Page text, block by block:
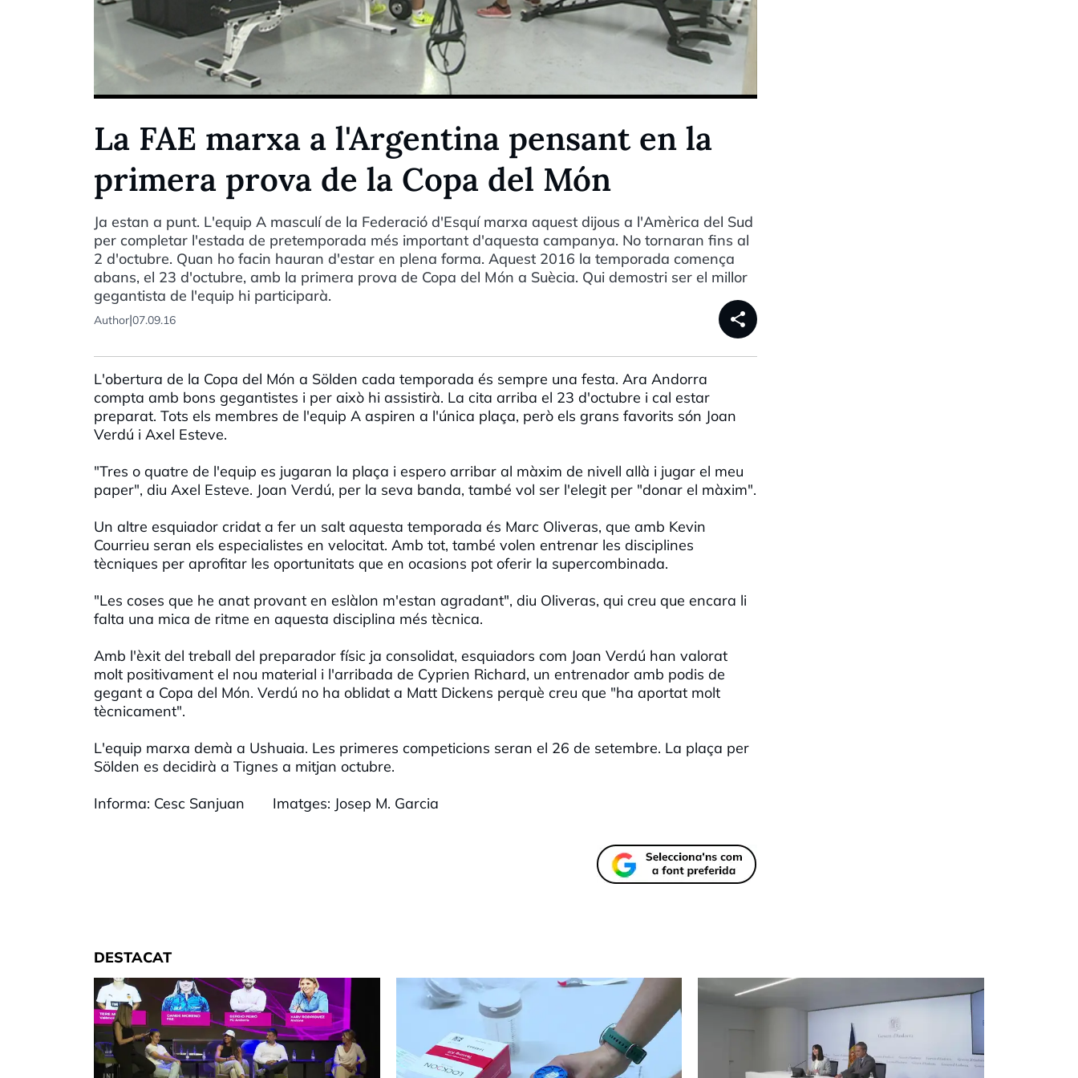
La FAE marxa a l'Argentina pensant en la
primera prova de la Copa del Món
Ja estan a punt. L'equip A masculí de la Federació d'Esquí marxa aquest dijous a l'Amèrica del Sud
per completar l'estada de pretemporada més important d'aquesta campanya. No tornaran fins al
2 d'octubre. Quan ho facin hauran d'estar en plena forma. Aquest 2016 la temporada comença
abans, el 23 d'octubre, amb la primera prova de Copa del Món a Suècia. Qui demostri ser el millor
gegantista de l'equip hi participarà.
Author|07.09.16 share
L'obertura de la Copa del Món a Sölden cada temporada és sempre una festa. Ara Andorra
compta amb bons gegantistes i per això hi assistirà. La cita arriba el 23 d'octubre i cal estar
preparat. Tots els membres de l'equip A aspiren a l'única plaça, però els grans favorits són Joan
Verdú i Axel Esteve.
"Tres o quatre de l'equip es jugaran la plaça i espero arribar al màxim de nivell allà i jugar el meu
paper", diu Axel Esteve. Joan Verdú, per la seva banda, també vol ser l'elegit per "donar el màxim".
Un altre esquiador cridat a fer un salt aquesta temporada és Marc Oliveras, que amb Kevin
Courrieu seran els especialistes en velocitat. Amb tot, també volen entrenar les disciplines
tècniques per aprofitar les oportunitats que en ocasions pot oferir la supercombinada.
"Les coses que he anat provant en eslàlon m'estan agradant", diu Oliveras, qui creu que encara li
falta una mica de ritme en aquesta disciplina més tècnica.
Amb l'èxit del treball del preparador físic ja consolidat, esquiadors com Joan Verdú han valorat
molt positivament el nou material i l'arribada de Cyprien Richard, un entrenador amb podis de
gegant a Copa del Món. Verdú no ha oblidat a Matt Dickens perquè creu que "ha aportat molt
tècnicament".
L'equip marxa demà a Ushuaia. Les primeres competicions seran el 26 de setembre. La plaça per
Sölden es decidirà a Tignes a mitjan octubre.
Informa: Cesc Sanjuan Imatges: Josep M. Garcia
DESTACAT